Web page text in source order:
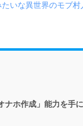
いな異世界のモブ
ナホ作成」能力を手